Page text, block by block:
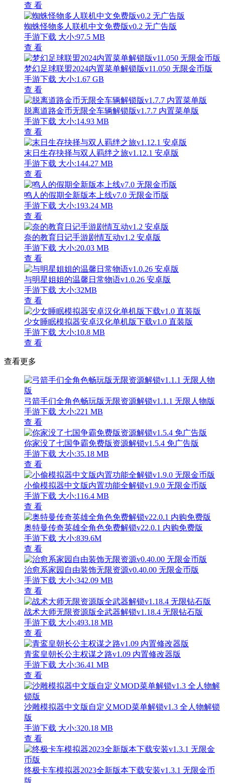
查 看
蜘蛛怪物多人联机中文免费版v0.2 无广告版
手游下载 大小:97.5 MB
查 看
梦幻足球联盟2024内置菜单解锁版v11.050 无限金币版
手游下载 大小:1.67 GB
查 看
脱离道路金币无限全车辆解锁版v1.7.7 内置菜单版
手游下载 大小:14.93 MB
查 看
末日生存抉择与双人羁绊之旅v1.12.1 安卓版
手游下载 大小:144.27 MB
查 看
鸣人的假期全新版本上线v7.0 无限金币版
手游下载 大小:193.24 MB
查 看
奈的教育日记手游剧情互动v1.2 安卓版
手游下载 大小:20.03 MB
查 看
与明星姐姐的温馨日常物语v1.0.26 安卓版
手游下载 大小:32MB
查 看
少女睡眠模拟器安卓汉化单机版下载v1.0 直装版
手游下载 大小:10.8 MB
查 看
查看更多
弓箭手们全角色畅玩版无限资源解锁v1.1.1 无限人物版
手游下载 大小:221 MB
查 看
你家没了七国争霸免费版资源解锁v1.5.4 免广告版
手游下载 大小:35.18 MB
查 看
小偷模拟器中文版内置功能全解锁v1.9.0 无限金币版
手游下载 大小:116.4 MB
查 看
奥特曼传奇英雄全角色免费解锁v22.0.1 内购免费版
手游下载 大小:839.6M
查 看
治愈系家园自由装饰无限资源v0.40.00 无限金币版
手游下载 大小:342.09 MB
查 看
战术大师无限资源版全武器解锁v1.18.4 无限钻石版
手游下载 大小:493.18 MB
查 看
青鸾皇朝长公主权谋之路v1.09 内置修改器版
手游下载 大小:36.41 MB
查 看
沙雕模拟器中文版自定义MOD菜单解锁v1.3 全人物解锁
版
手游下载 大小:320.18 MB
查 看
终极卡车模拟器2023全新版本下载安装v1.3.1 无限金币
版